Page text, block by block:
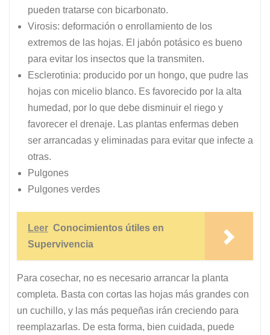
pueden tratarse con bicarbonato.
Virosis: deformación o enrollamiento de los
extremos de las hojas. El jabón potásico es bueno
para evitar los insectos que la transmiten.
Esclerotinia: producido por un hongo, que pudre las
hojas con micelio blanco. Es favorecido por la alta
humedad, por lo que debe disminuir el riego y
favorecer el drenaje. Las plantas enfermas deben
ser arrancadas y eliminadas para evitar que infecte a
otras.
Pulgones
Pulgones verdes
Leer Conocimientos útiles en
Supervivencia
Para cosechar, no es necesario arrancar la planta
completa. Basta con cortas las hojas más grandes con
un cuchillo, y las más pequeñas irán creciendo para
reemplazarlas. De esta forma, bien cuidada, puede